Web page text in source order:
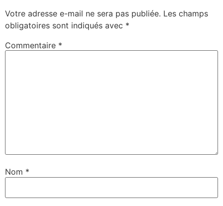
Votre adresse e-mail ne sera pas publiée. Les champs
obligatoires sont indiqués avec *
Commentaire *
Nom *